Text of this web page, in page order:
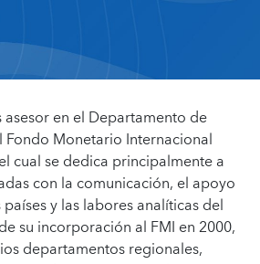
asesor en el Departamento de
Fondo Monetario Internacional
cual se dedica principalmente a
con la comunicación, el apoyo
y las labores analíticas del
su incorporación al FMI en 2000,
departamentos regionales,